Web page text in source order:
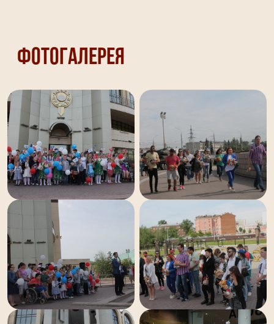
Фотогалерея